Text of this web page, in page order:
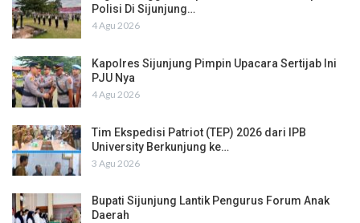
Polisi Di Sijunjung…
4 Agu 2026
Kapolres Sijunjung Pimpin Upacara Sertijab Ini
PJU Nya
4 Agu 2026
Tim Ekspedisi Patriot (TEP) 2026 dari IPB
University Berkunjung ke…
3 Agu 2026
Bupati Sijunjung Lantik Pengurus Forum Anak
Daerah